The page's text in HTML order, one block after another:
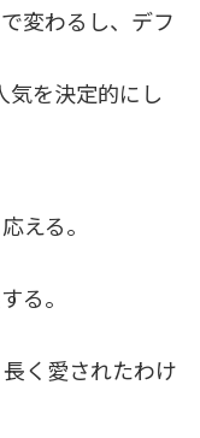
変わるし、デフ
気を決定的にし
える。
る。
く愛されたわけ